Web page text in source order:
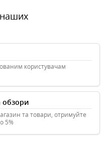
користувачам
обзори
та товари, отримуйте
5%